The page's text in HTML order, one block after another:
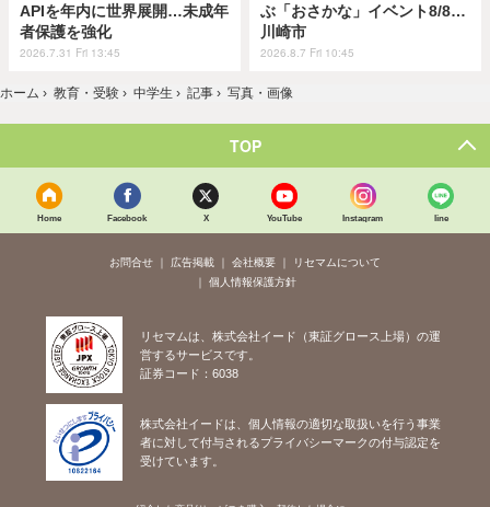
APIを年内に世界展開…未成年
者保護を強化
2026.7.31 Fri 13:45
ぶ「おさかな」イベント8/8…
川崎市
2026.8.7 Fri 10:45
ホーム › 教育・受験 › 中学生 › 記事 › 写真・画像
TOP
Home Facebook X YouTube Instagram line
お問合せ 広告掲載 会社概要
リセマムについて
個人情報保護方針
リセマムは、株式会社イード（東証グロース上場）の運
営するサービスです。
証券コード：6038
株式会社イードは、個人情報の適切な取扱いを行う事業
者に対して付与されるプライバシーマークの付与認定を
受けています。